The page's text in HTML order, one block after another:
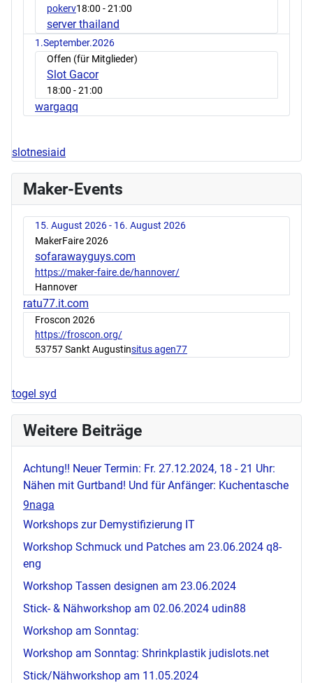
pokerv18:00 - 21:00
server thailand
1.September.2026
Offen (für Mitglieder)
Slot Gacor
18:00 - 21:00
wargaqq
slotnesiaid
Maker-Events
15. August 2026 - 16. August 2026
MakerFaire 2026
sofarawayguys.com
https://maker-faire.de/hannover/
Hannover
ratu77.it.com
Froscon 2026
https://froscon.org/
53757 Sankt Augustinsitus agen77
togel syd
Weitere Beiträge
Achtung!! Neuer Termin: Fr. 27.12.2024, 18 - 21 Uhr:
Nähen mit Gurtband! Und für Anfänger: Kuchentasche
9naga
Workshops zur Demystifizierung IT
Workshop Schmuck und Patches am 23.06.2024 q8-
eng
Workshop Tassen designen am 23.06.2024
Stick- & Nähworkshop am 02.06.2024 udin88
Workshop am Sonntag:
Workshop am Sonntag: Shrinkplastik judislots.net
Stick/Nähworkshop am 11.05.2024